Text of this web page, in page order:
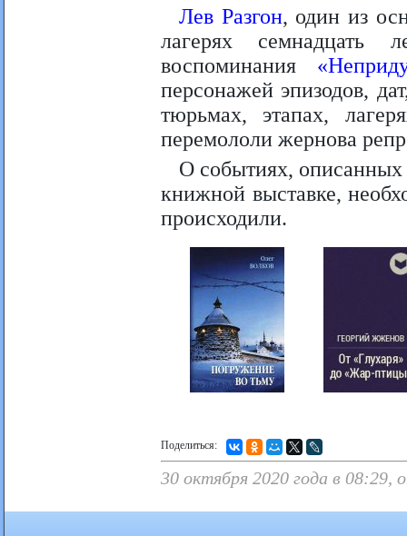
Лев Разгон, один из
лагерях семнадцать
воспоминания
персонажей эпизодов,
тюрьмах, этапах,
перемололи жернова
О событиях, описанных
книжной выставке,
происходили.
Поделиться:
30 октября 2020 года в 08:29,